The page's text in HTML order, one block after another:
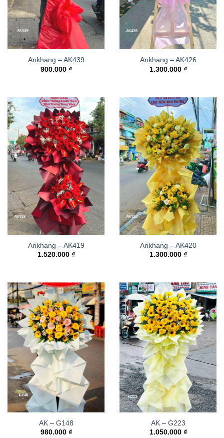
Ankhang – AK439
900.000 ₫
Ankhang – AK426
1.300.000 ₫
Ankhang – AK419
1.520.000 ₫
Ankhang – AK420
1.300.000 ₫
AK – G148
980.000 ₫
AK – G223
1.050.000 ₫